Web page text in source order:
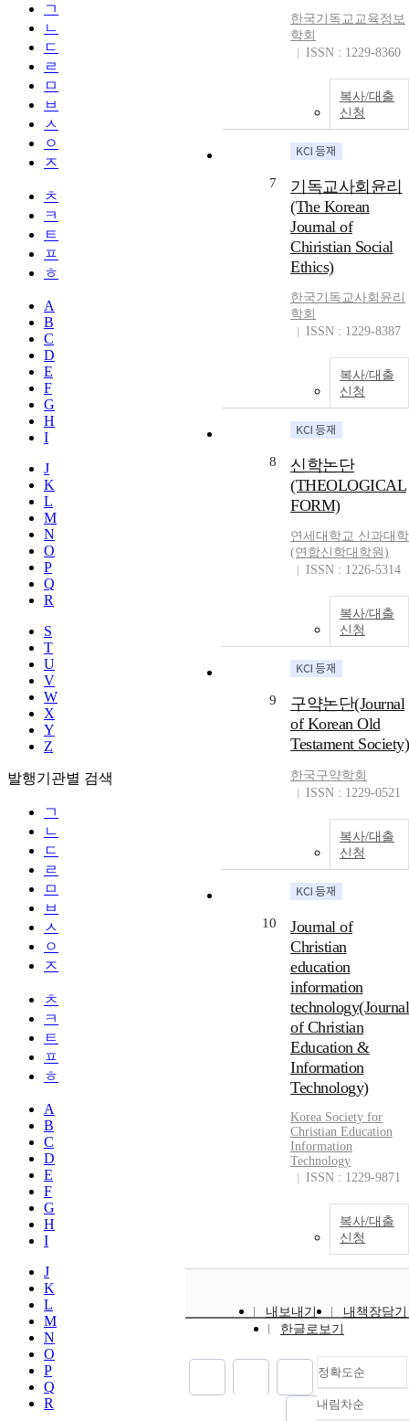
ㄱ
ㄴ
ㄷ
ㄹ
ㅁ
ㅂ
ㅅ
ㅇ
ㅈ
ㅊ
ㅋ
ㅌ
ㅍ
ㅎ
A
B
C
D
E
F
G
H
I
J
K
L
M
N
O
P
Q
R
S
T
U
V
W
X
Y
Z
발행기관별 검색
ㄱ
ㄴ
ㄷ
ㄹ
ㅁ
ㅂ
ㅅ
ㅇ
ㅈ
ㅊ
ㅋ
ㅌ
ㅍ
ㅎ
A
B
C
D
E
F
G
H
I
J
K
L
M
N
O
P
Q
R
한국기독교교육정보
학회
ISSN : 1229-8360
복사/대출
신청
7
기독교사회윤리
(The Korean
Journal of
Chiristian Social
Ethics)
한국기독교사회윤리
학회
ISSN : 1229-8387
복사/대출
신청
8
신학논단
(THEOLOGICAL
FORM)
연세대학교 신과대학
(연합신학대학원)
ISSN : 1226-5314
복사/대출
신청
9
구약논단(Journal
of Korean Old
Testament Society)
한국구약학회
ISSN : 1229-0521
복사/대출
신청
10
Journal of
Christian
education
information
technology(Journal
of Christian
Education &
Information
Technology)
Korea Society for
Christian Education
Information
Technology
ISSN : 1229-9871
복사/대출
신청
내보내기
내책장담기
한글로보기
정확도순
정확도
내림차순